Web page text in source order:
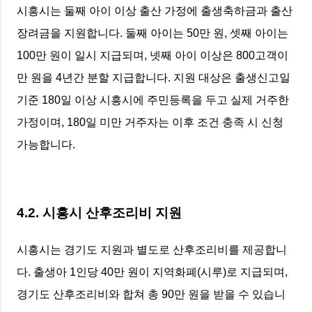
시흥시는 둘째 아이 이상 출산 가정에 출생축하금과 출산
장려금을 지원합니다. 둘째 아이는 50만 원, 셋째 아이는
100만 원이 일시 지급되며, 넷째 아이 이상은 800고객이
만 원을 4년간 분할 지급합니다. 지원 대상은 출생신고일
기준 180일 이상 시흥시에 주민등록을 두고 실제 거주한
가정이며, 180일 미만 거주자는 이후 조건 충족 시 신청
가능합니다.
4.2. 시흥시 산후조리비 지원
시흥시는 경기도 지원과 별도로 산후조리비를 제공합니
다. 출생아 1인당 40만 원이 지역화폐(시루)로 지급되며,
경기도 산후조리비와 합쳐 총 90만 원을 받을 수 있습니